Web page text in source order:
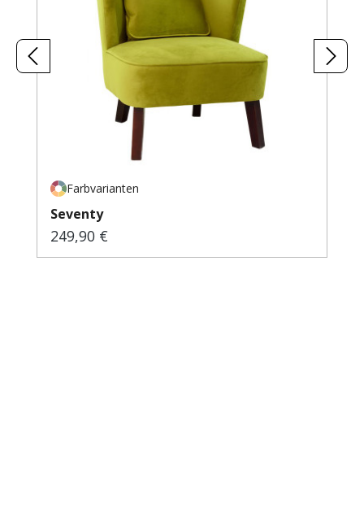
Farbvarianten
Seventy
Regulärer Preis:
249,90 €